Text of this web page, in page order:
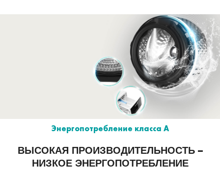
Энергопотребление класса А
ВЫСОКАЯ ПРОИЗВОДИТЕЛЬНОСТЬ –
НИЗКОЕ ЭНЕРГОПОТРЕБЛЕНИЕ